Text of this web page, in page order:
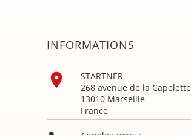
INFORMATIONS

STARTNER
268 avenue de la Capelette
13010 Marseille
France